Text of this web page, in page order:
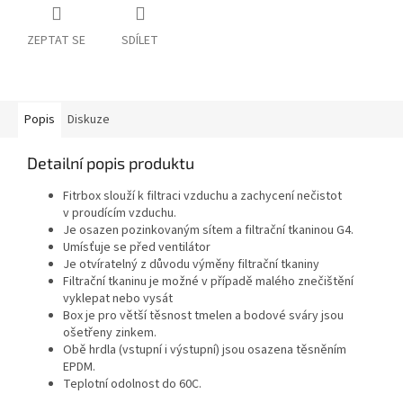
ZEPTAT SE SDÍLET
Popis Diskuze
Detailní popis produktu
Fitrbox slouží k filtraci vzduchu a zachycení nečistot
v proudícím vzduchu.
Je osazen pozinkovaným sítem a filtrační tkaninou G4.
Umísťuje se před ventilátor
Je otvíratelný z důvodu výměny filtrační tkaniny
Filtrační tkaninu je možné v případě malého znečištění
vyklepat nebo vysát
Box je pro větší těsnost tmelen a bodové sváry jsou
ošetřeny zinkem.
Obě hrdla (vstupní i výstupní) jsou osazena těsněním
EPDM.
Teplotní odolnost do 60C.